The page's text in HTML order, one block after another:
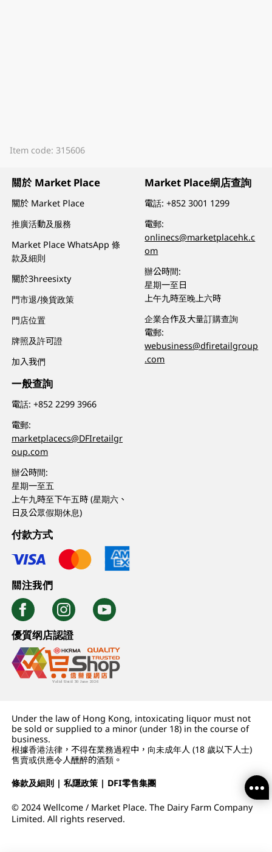
Item code: 315606
關於 Market Place
關於 Market Place
推廣活動及服務
Market Place WhatsApp 條
款及細則
關於3hreesixty
門市退/換貨政策
門店位置
牌照及許可證
加入我們
一般查詢
電話:+852 2299 3966
電郵:
marketplacecs@DFIretailgr
oup.com
辦公時間:
星期一至五
上午九時至下午五時 (星期六、
日及公眾假期休息)
Market Place網店查詢
電話:+852 3001 1299
電郵:
onlinecs@marketplacehk.c
om
辦公時間:
星期一至日
上午九時至晚上六時
企業合作及大量訂購查詢
電郵:
webusiness@dfiretailgroup
.com
付款方式
關注我們
優質纲店認證
Under the law of Hong Kong, intoxicating liquor must not
be sold or supplied to a minor (under 18) in the course of
business.
根據香港法律，不得在業務過程中，向未成年人 (18 歲以下人士)
售賣或供應令人醺醉的酒類。
條款及細則 |私隱政策 | DFI零售集團
© 2024 Wellcome / Market Place. The Dairy Farm Company
Limited. All rights reserved.